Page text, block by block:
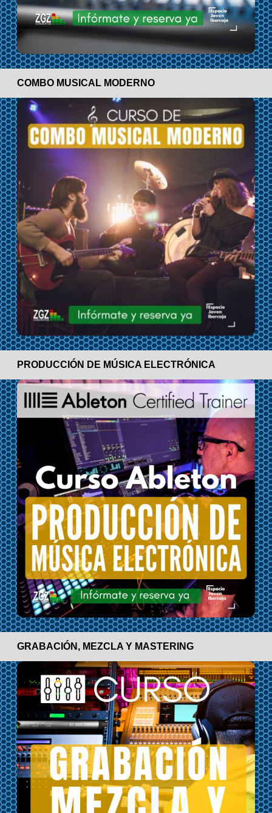
COMBO MUSICAL MODERNO
PRODUCCIÓN DE MÚSICA ELECTRÓNICA
GRABACIÓN, MEZCLA Y MASTERING